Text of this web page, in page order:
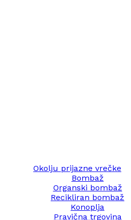
Okolju prijazne vrečke
Bombaž
Organski bombaž
Recikliran bombaž
Konoplja
Pravična trgovina